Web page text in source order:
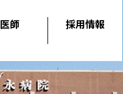
医師 採用情報